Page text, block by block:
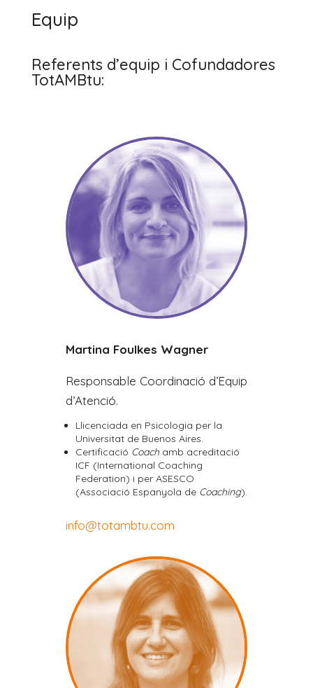
Equip
Referents d’equip i Cofundadores
TotAMBtu:
Martina Foulkes Wagner
Responsable Coordinació d’Equip
d’Atenció.
Llicenciada en Psicologia per la
Universitat de Buenos Aires.
Certificació Coachamb acreditació
ICF (International Coaching
Federation) i per ASESCO
(Associació Espanyola de Coaching).
info@totambtu.com